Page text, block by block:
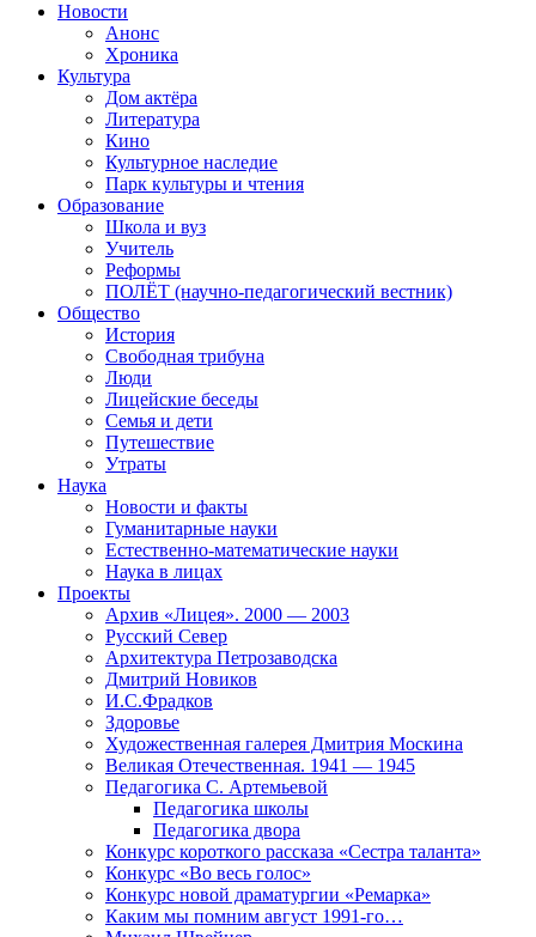
Новости
Анонс
Хроника
Культура
Дом актёра
Литература
Кино
Культурное наследие
Парк культуры и чтения
Образование
Школа и вуз
Учитель
Реформы
ПОЛЁТ (научно-педагогический вестник)
Общество
История
Свободная трибуна
Люди
Лицейские беседы
Семья и дети
Путешествие
Утраты
Наука
Новости и факты
Гуманитарные науки
Естественно-математические науки
Наука в лицах
Проекты
Архив «Лицея». 2000 — 2003
Русский Север
Архитектура Петрозаводска
Дмитрий Новиков
И.С.Фрадков
Здоровье
Художественная галерея Дмитрия Москина
Великая Отечественная. 1941 — 1945
Педагогика С. Артемьевой
Педагогика школы
Педагогика двора
Конкурс короткого рассказа «Сестра таланта»
Конкурс «Во весь голос»
Конкурс новой драматургии «Ремарка»
Каким мы помним август 1991-го…